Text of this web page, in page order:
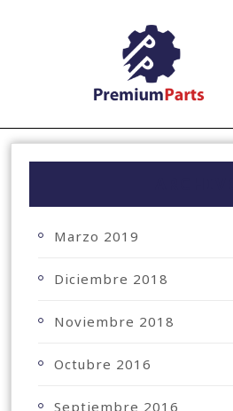
Marzo 2019
Diciembre 2018
Noviembre 2018
Octubre 2016
Septiembre 2016